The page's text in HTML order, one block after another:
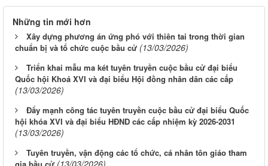
Những tin mới hơn
Xây dựng phương án ứng phó với thiên tai trong thời gian
chuẩn bị và tổ chức cuộc bầu cử (13/03/2026)
Triển khai mẫu ma két tuyên truyền cuộc bầu cử đại biểu
Quốc hội Khoá XVI và đại biểu Hội đồng nhân dân các cấp
(13/03/2026)
Đẩy mạnh công tác tuyên truyền cuộc bầu cử đại biểu Quốc
hội khóa XVI và đại biểu HĐND các cấp nhiệm kỳ 2026-2031
(13/03/2026)
Tuyên truyền, vận động các tổ chức, cá nhân tôn giáo tham